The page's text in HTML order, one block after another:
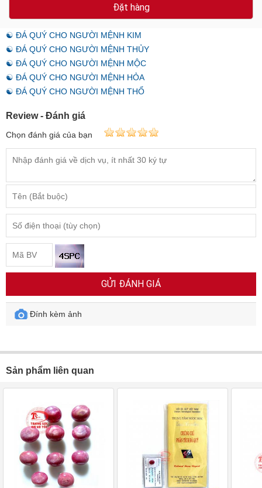
Đặt hàng
☯ ĐÁ QUÝ CHO NGƯỜI MỆNH KIM
☯ ĐÁ QUÝ CHO NGƯỜI MỆNH THỦY
☯ ĐÁ QUÝ CHO NGƯỜI MỆNH MỘC
☯ ĐÁ QUÝ CHO NGƯỜI MỆNH HỎA
☯ ĐÁ QUÝ CHO NGƯỜI MỆNH THỔ
Review - Đánh giá
Chọn đánh giá của bạn
GỬI ĐÁNH GIÁ
Đính kèm ảnh
Sản phẩm liên quan